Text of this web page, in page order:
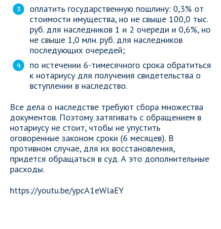
оплатить государственную пошлину: 0,3% от
стоимости имущества, но не свыше 100,0 тыс.
руб. для наследников 1 и 2 очереди и 0,6%, но
не свыше 1,0 млн. руб. для наследников
последующих очередей;
по истечении 6-тимесячного срока обратиться
к нотариусу для получения свидетельства о
вступлении в наследство.
Все дела о наследстве требуют сбора множества
документов. Поэтому затягивать с обращением в
нотариусу не стоит, чтобы не упустить
оговоренные законом сроки (6 месяцев). В
противном случае, для их восстановления,
придется обращаться в суд. А это дополнительные
расходы.
https://youtu.be/ypcA1eWlaEY